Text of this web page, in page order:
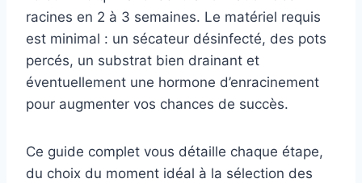
racines en 2 à 3 semaines. Le matériel requis
est minimal : un sécateur désinfecté, des pots
percés, un substrat bien drainant et
éventuellement une hormone d’enracinement
pour augmenter vos chances de succès.
Ce guide complet vous détaille chaque étape,
du choix du moment idéal à la sélection des